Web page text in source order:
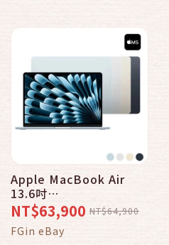
Apple MacBook Air
13.6吋
M5/10CPU/10GPU/24G/
1TB _ 台灣公司貨 ＋
HDMI
NT$63,900 NT$64,900
FGin eBay